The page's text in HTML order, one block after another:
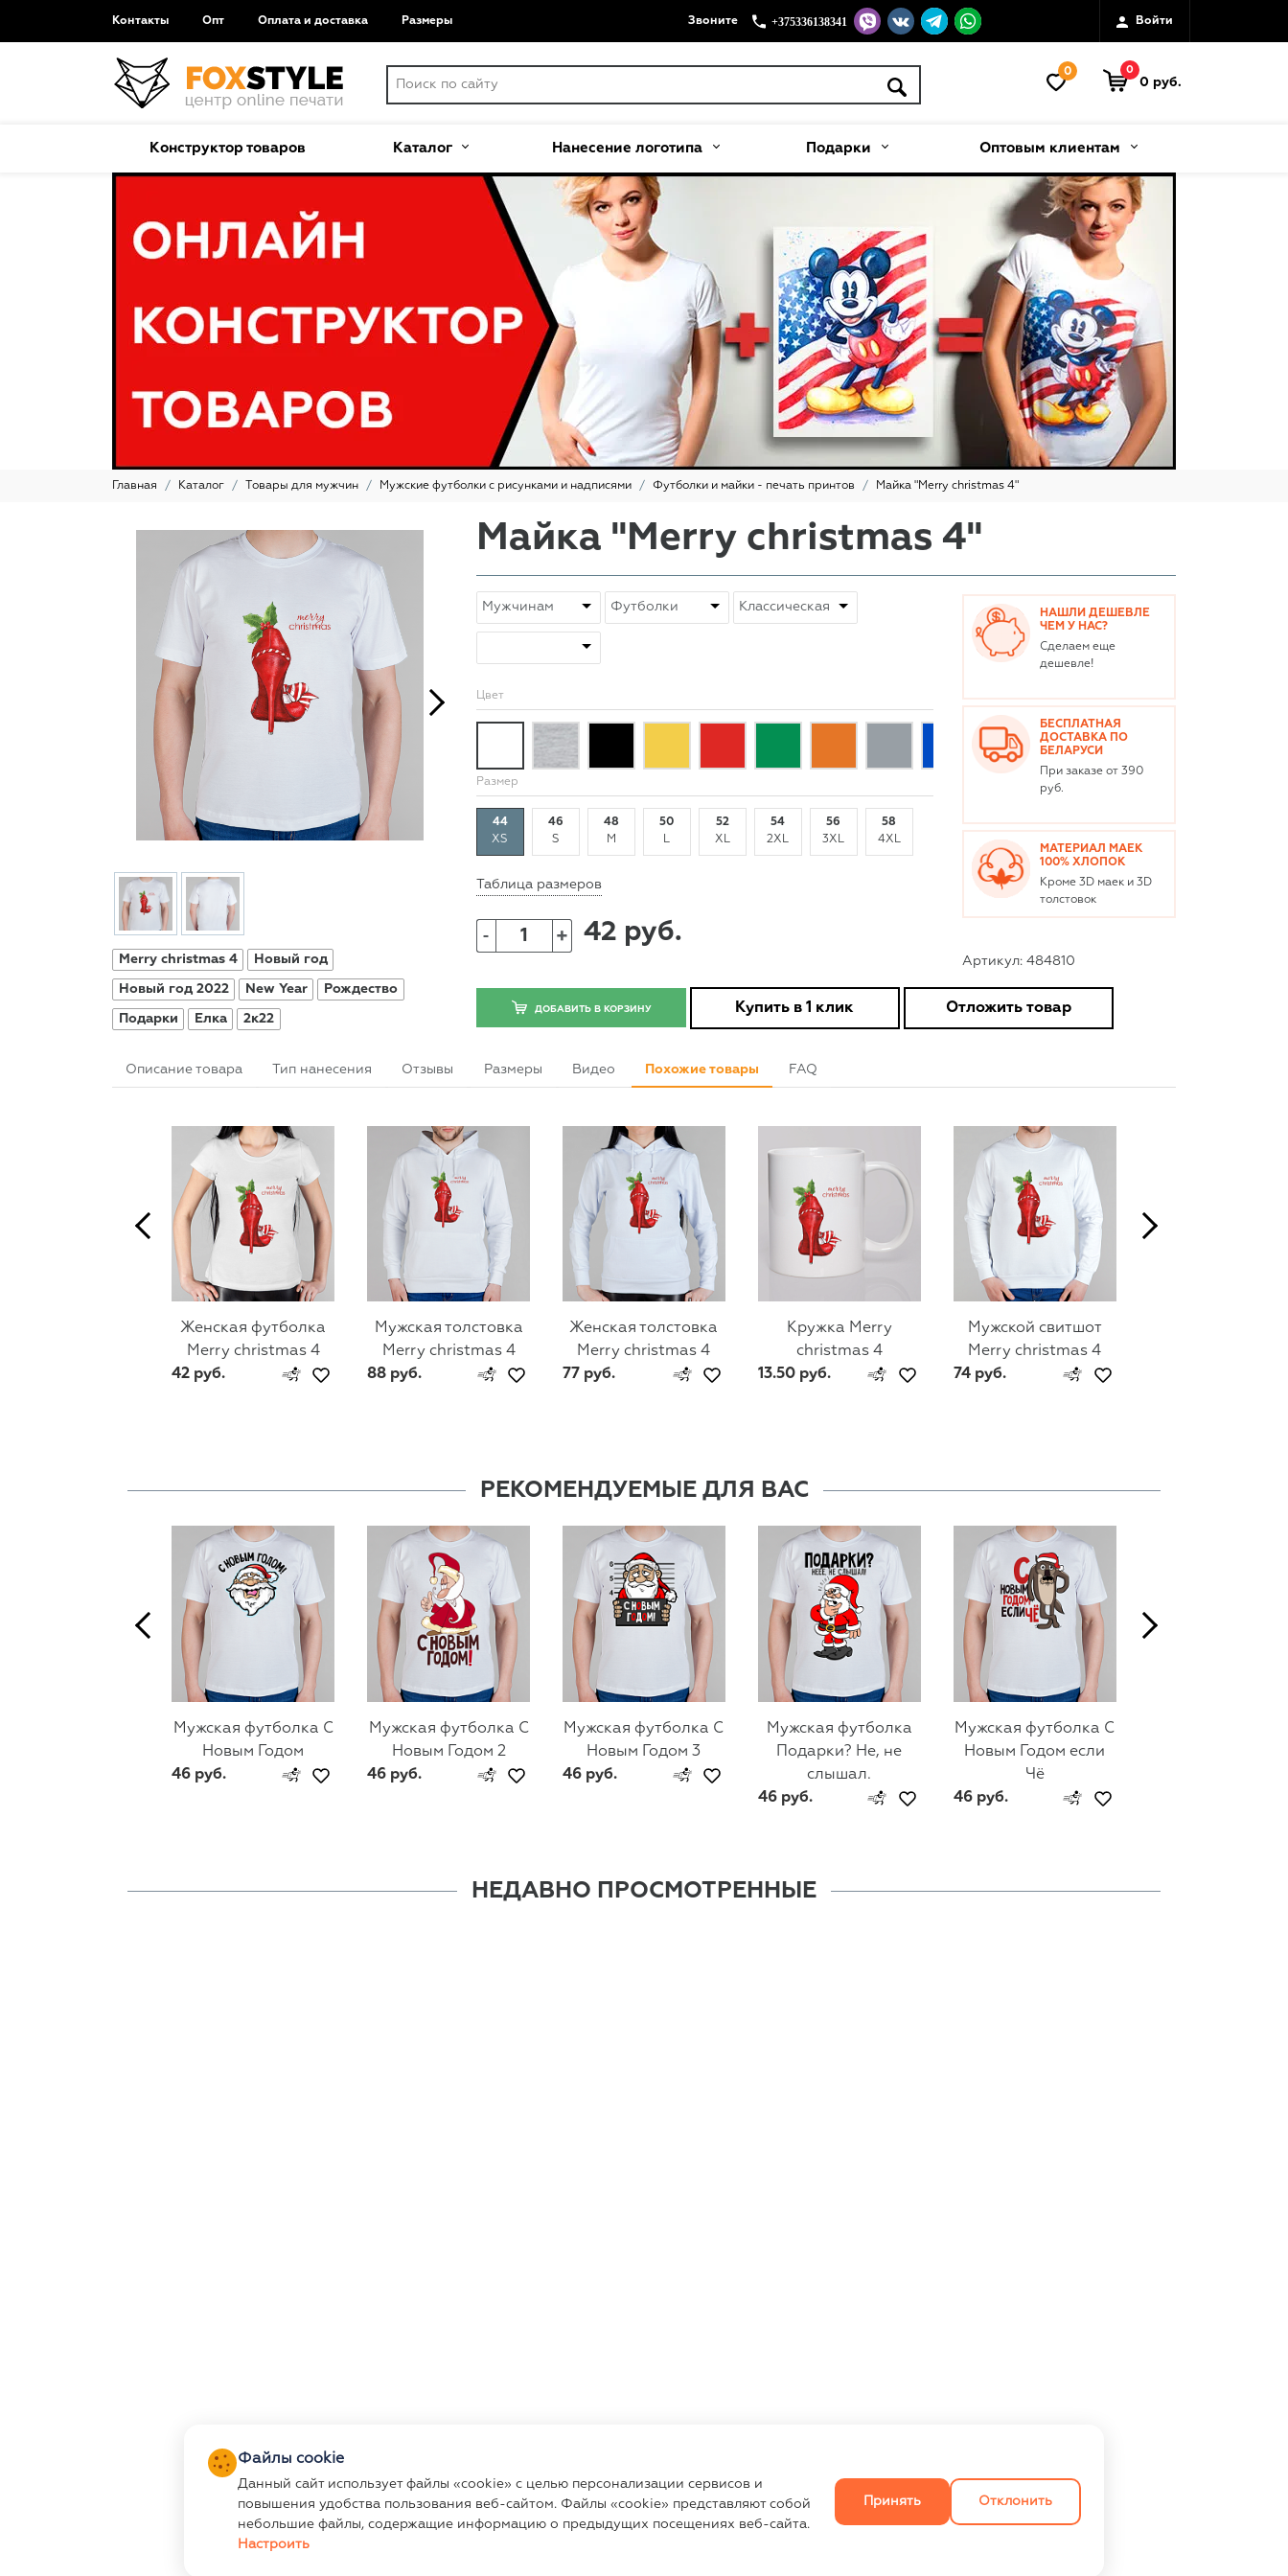
Контакты Опт Оплата и доставка Размеры Звоните +375336138341 Войти
0 0
0 руб.
Конструктор товаров Каталог Нанесение логотипа Подарки Оптовым клиентам
Главная Каталог Товары для мужчин Мужские футболки с рисунками и надписями Футболки и майки - печать принтов Майка "Merry christmas 4"
Merry christmas 4 Новый год
Новый год 2022 New Year Рождество
Подарки Елка 2к22
Майка "Merry christmas 4"
Цвет
Размер
44
XS
46
S
48
M
50
L
52
XL
54
2XL
56
3XL
58
4XL
Таблица размеров
- + 42 руб.
НАШЛИ ДЕШЕВЛЕ
ЧЕМ У НАС?
Сделаем еще
дешевле!
БЕСПЛАТНАЯ
ДОСТАВКА ПО
БЕЛАРУСИ
При заказе от 390
руб.
МАТЕРИАЛ МАЕК
100% ХЛОПОК
Кроме 3D маек и 3D
толстовок
Артикул: 484810
ДОБАВИТЬ В КОРЗИНУ Купить в 1 клик Отложить товар
Описание товара Тип нанесения Отзывы Размеры Видео Похожие товары FAQ
Женская футболка
Merry christmas 4
42 руб.
Мужская толстовка
Merry christmas 4
88 руб.
Женская толстовка
Merry christmas 4
77 руб.
Кружка Merry
christmas 4
13.50 руб.
Мужской свитшот
Merry christmas 4
74 руб.
РЕКОМЕНДУЕМЫЕ ДЛЯ ВАС
Мужская футболка С
Новым Годом
46 руб.
Мужская футболка С
Новым Годом 2
46 руб.
Мужская футболка С
Новым Годом 3
46 руб.
Мужская футболка
Подарки? Не, не
слышал.
46 руб.
Мужская футболка С
Новым Годом если
Чё
46 руб.
НЕДАВНО ПРОСМОТРЕННЫЕ
Файлы cookie
Данный сайт использует файлы «cookie» с целью персонализации сервисов и
повышения удобства пользования веб-сайтом. Файлы «cookie» представляют собой
небольшие файлы, содержащие информацию о предыдущих посещениях веб-сайта.
Настроить
Принять Отклонить